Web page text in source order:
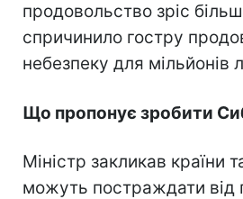
продовольство зріс
спричинило гостру
небезпеку для мільйонів
Що пропонує зробити
Міністр закликав країни
можуть постраждати від